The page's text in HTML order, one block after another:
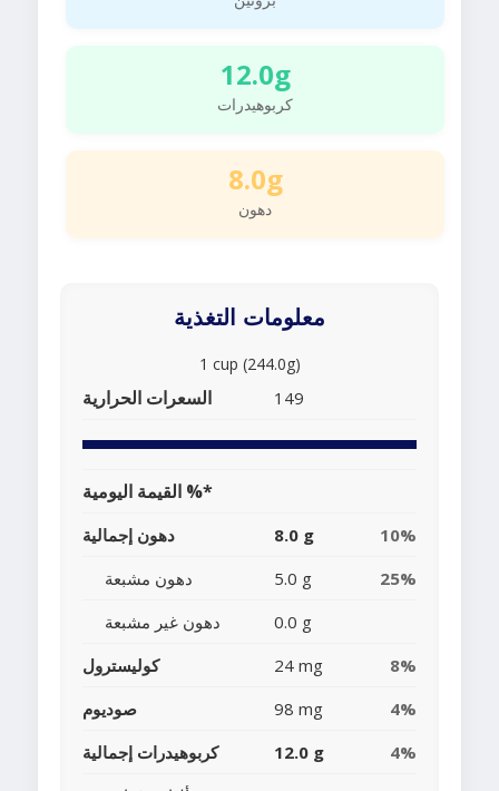
12.0g
كربوهيدرات
8.0g
دهون
معلومات التغذية
1 cup (244.0g)
السعرات الحرارية 149
القيمة اليومية %*
دهون إجمالية 8.0 g
10%
دهون مشبعة
5.0 g
25%
دهون غير مشبعة
0.0 g
كوليسترول
24 mg
8%
صوديوم
98 mg
4%
كربوهيدرات إجمالية
12.0 g
4%